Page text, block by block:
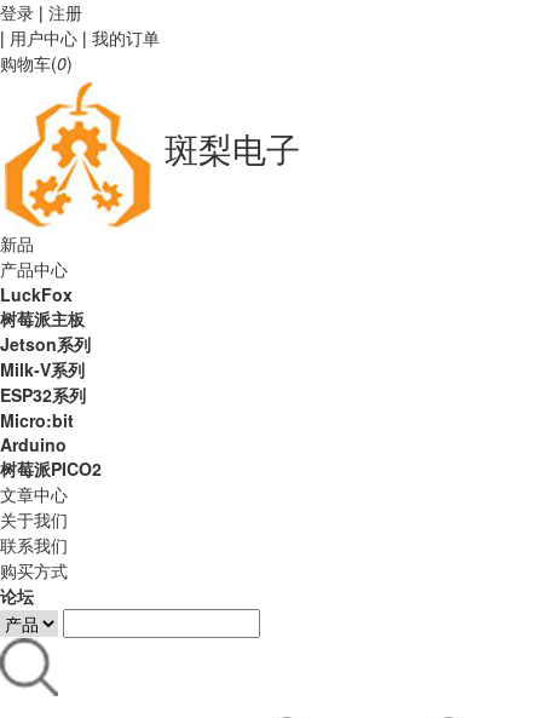
登录 | 注册
| 用户中心 | 我的订单
购物车(0)
斑梨电子
新品
产品中心
LuckFox
树莓派主板
Jetson系列
Milk-V系列
ESP32系列
Micro:bit
Arduino
树莓派PICO2
文章中心
关于我们
联系我们
购买方式
论坛